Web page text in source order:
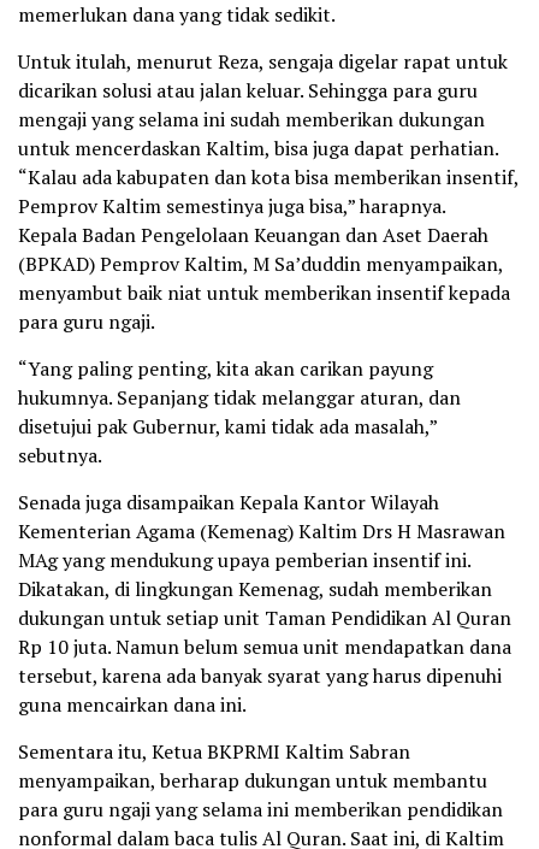
memerlukan dana yang tidak sedikit.
Untuk itulah, menurut Reza, sengaja digelar rapat untuk
dicarikan solusi atau jalan keluar. Sehingga para guru
mengaji yang selama ini sudah memberikan dukungan
untuk mencerdaskan Kaltim, bisa juga dapat perhatian.
“Kalau ada kabupaten dan kota bisa memberikan insentif,
Pemprov Kaltim semestinya juga bisa,” harapnya.
Kepala Badan Pengelolaan Keuangan dan Aset Daerah
(BPKAD) Pemprov Kaltim, M Sa’duddin menyampaikan,
menyambut baik niat untuk memberikan insentif kepada
para guru ngaji.
“Yang paling penting, kita akan carikan payung
hukumnya. Sepanjang tidak melanggar aturan, dan
disetujui pak Gubernur, kami tidak ada masalah,”
sebutnya.
Senada juga disampaikan Kepala Kantor Wilayah
Kementerian Agama (Kemenag) Kaltim Drs H Masrawan
MAg yang mendukung upaya pemberian insentif ini.
Dikatakan, di lingkungan Kemenag, sudah memberikan
dukungan untuk setiap unit Taman Pendidikan Al Quran
Rp 10 juta. Namun belum semua unit mendapatkan dana
tersebut, karena ada banyak syarat yang harus dipenuhi
guna mencairkan dana ini.
Sementara itu, Ketua BKPRMI Kaltim Sabran
menyampaikan, berharap dukungan untuk membantu
para guru ngaji yang selama ini memberikan pendidikan
nonformal dalam baca tulis Al Quran. Saat ini, di Kaltim